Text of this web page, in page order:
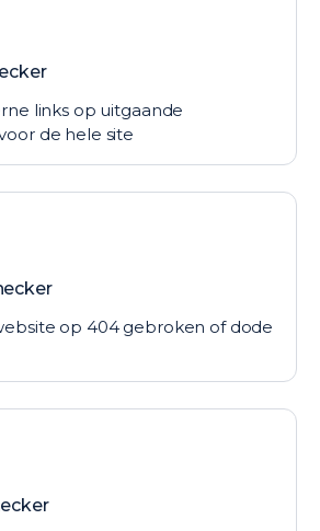
links op uitgaande
de hele site
op 404 gebroken of dode